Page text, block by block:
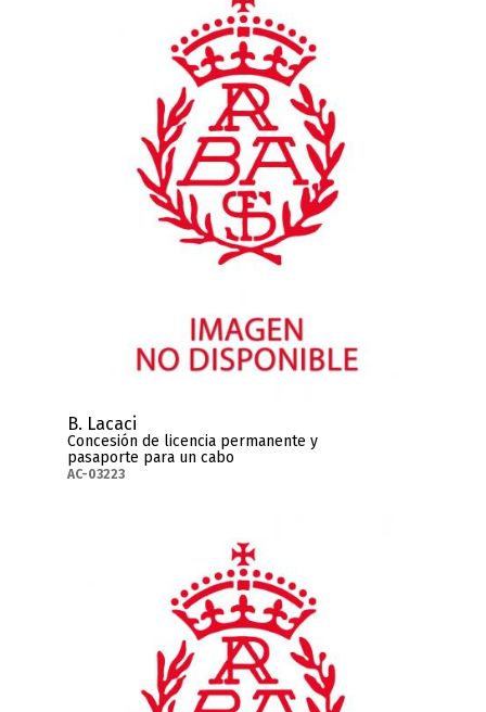
B. Lacaci
Concesión de licencia permanente y
pasaporte para un cabo
AC-03223